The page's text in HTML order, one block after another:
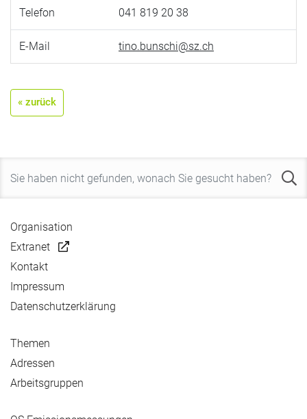
Telefon 041 819 20 38
E-Mail tino.bunschi@sz.ch
« zurück
Organisation
Extranet
Kontakt
Impressum
Datenschutzerklärung
Themen
Adressen
Arbeitsgruppen